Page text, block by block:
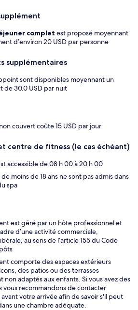
complet est proposé moyennant
d’environ 20 USD par personne
supplémentaires
sont disponibles moyennant un
de 30.0 USD par nuit
couvert coûte 15 USD par jour
centre de fitness (le cas échéant)
accessible de 08 h 00 à 20 h 00
moins de 18 ans ne sont pas admis dans
spa
est géré par un hôte professionnel et
d’une activité commerciale,
au sens de l’article 155 du Code
comporte des espaces extérieurs
des patios ou des terrasses
non adaptés aux enfants. Si vous avez des
vous recommandons de contacter
votre arrivée afin de savoir s'il peut
une chambre adéquate.